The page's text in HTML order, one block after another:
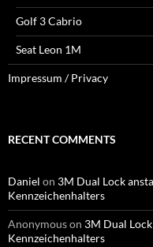
Golf 3 Cabrio
Seat Leon 1M
Impressum / Privacy
RECENT COMMENTS
Daniel on 3M Dual Lock
Kennzeichenhalters
Anonymouson 3M Dual
Kennzeichenhalters